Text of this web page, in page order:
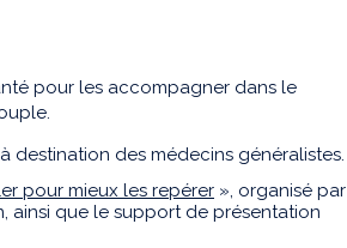
pour les accompagner dans le
, à destination des médecins généralistes.
pour mieux les repérer », organisé par
ainsi que le support de présentation